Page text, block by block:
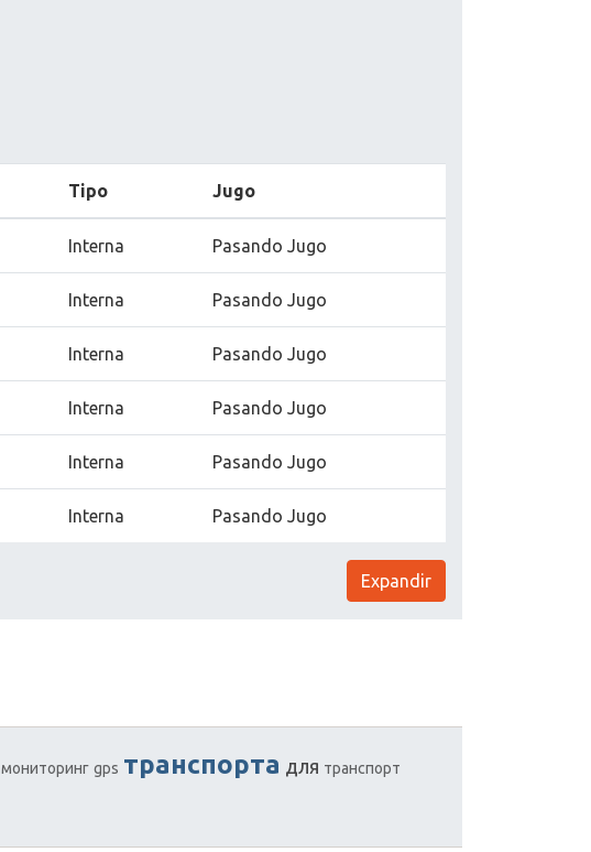
Tipo Jugo
Interna Pasando Jugo
Interna Pasando Jugo
Interna Pasando Jugo
Interna Pasando Jugo
Interna Pasando Jugo
Interna Pasando Jugo
Expandir
мониторинг gps транспорта для транспорт